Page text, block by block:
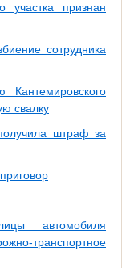
участка признан
сотрудника
свалку
штраф за
автомобиля
транспортное